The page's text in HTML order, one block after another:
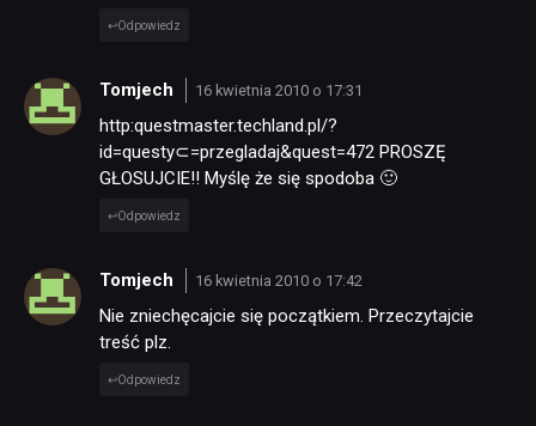
Odpowiedz
Tomjech 16 kwietnia 2010 o 17:31
http:questmaster.techland.pl/?
id=questy⊂=przegladaj&quest=472 PROSZĘ
GŁOSUJCIE!! Myślę że się spodoba 🙂
Odpowiedz
Tomjech 16 kwietnia 2010 o 17:42
Nie zniechęcajcie się początkiem. Przeczytajcie
treść plz.
Odpowiedz